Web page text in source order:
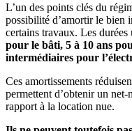
L’un des points clés du
possibilité d’amortir le bien
certains travaux. Les durées
pour le bâti, 5 à 10 ans
intermédiaires pour
Ces amortissements
permettent d’obtenir un
rapport à la location nue.